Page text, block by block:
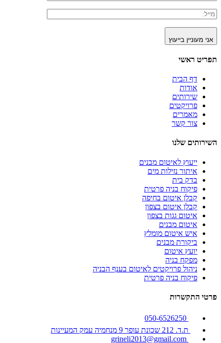
אני מעוניין בייעוץ
תפריט ראשי
דף הבית
אודות
שירותים
פרויקטים
מאמרים
צור קשר
השירותים שלנו
ייעוץ לאיטום מבנים
איתור נזילות מים
בדק בית
פיקוח בניה פרטית
קבלן איטום בחיפה
קבלן איטום בצפון
איטום גגות בצפון
איטום מבנים
איש איטום מומלץ
ביקורת מבנים
יועץ איטום
מפקח בניה
ניהול פרויקטים לאיטום בענף הבניה
פיקוח בניה פרטית
פרטי התקשרות
ת.ד. 212 שכונת עופר 9 מנחמיה עמק המעיינות